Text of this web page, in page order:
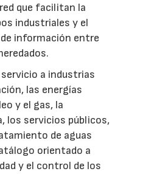
que facilitan la
industriales y el
información entre
a industrias
las energías
y el gas, la
los servicios públicos,
de aguas
orientado a
y el control de los